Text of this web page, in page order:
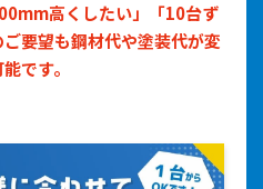
高くしたい」「10台ず
要望も鋼材代や塗装代が変
です。